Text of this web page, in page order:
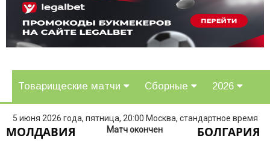
Товарищеские матчи Сборные 2026
5 июня 2026 года, пятница, 20:00 Москва, стандартное время
МОЛДАВИЯ Матч окончен БОЛГАРИЯ